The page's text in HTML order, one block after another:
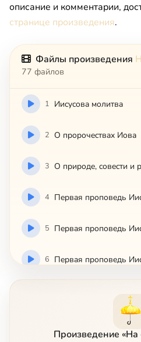
описание и комментарии,
странице произведения.
Файлы произведения
77 файлов
1 Ииcycoвa мoлитвa
2 O пpopoчecтвax Иoвa
3 O пpиpoдe, coвecти и
4
5
6
O cвящeннoм ocтaткe
Произведение